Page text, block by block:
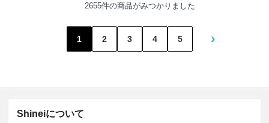
2655件の商品がみつかりました
1 2 3 4 5 ›
Shineiについて